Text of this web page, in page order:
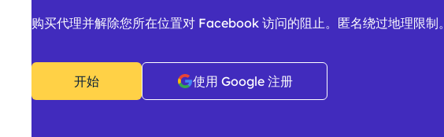
购买代理并解除您所在位置对 Facebook 访问的阻止。匿名绕过地理限制。
开始 使用 Google 注册